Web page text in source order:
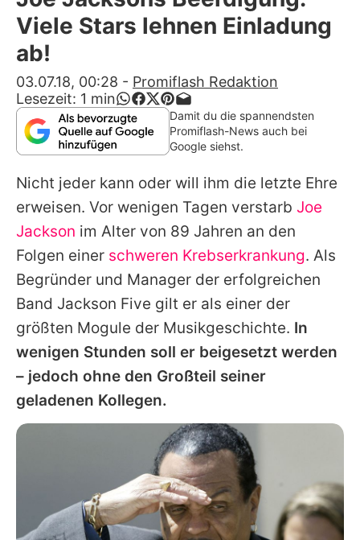
Alle Themen auf Promiflash
App runterladen
Team
Redaktionelle Richtlinien
Impressum
Datenschutzerklärung
Nutzungsbedingungen
Utiq verwalten
Viele Stars lehnen Einladung
ab!
03.07.18, 00:28 - Promiflash Redaktion
Lesezeit: 1 min
Damit du die spannendsten
Promiflash-News auch bei
Google siehst.
Nicht jeder kann oder will ihm die letzte Ehre
erweisen. Vor wenigen Tagen verstarb Joe
Jackson im Alter von 89 Jahren an den
Folgen einer schweren Krebserkrankung. Als
Begründer und Manager der erfolgreichen
Band Jackson Five gilt er als einer der
größten Mogule der Musikgeschichte. In
wenigen Stunden soll er beigesetzt werden
– jedoch ohne den Großteil seiner
geladenen Kollegen.